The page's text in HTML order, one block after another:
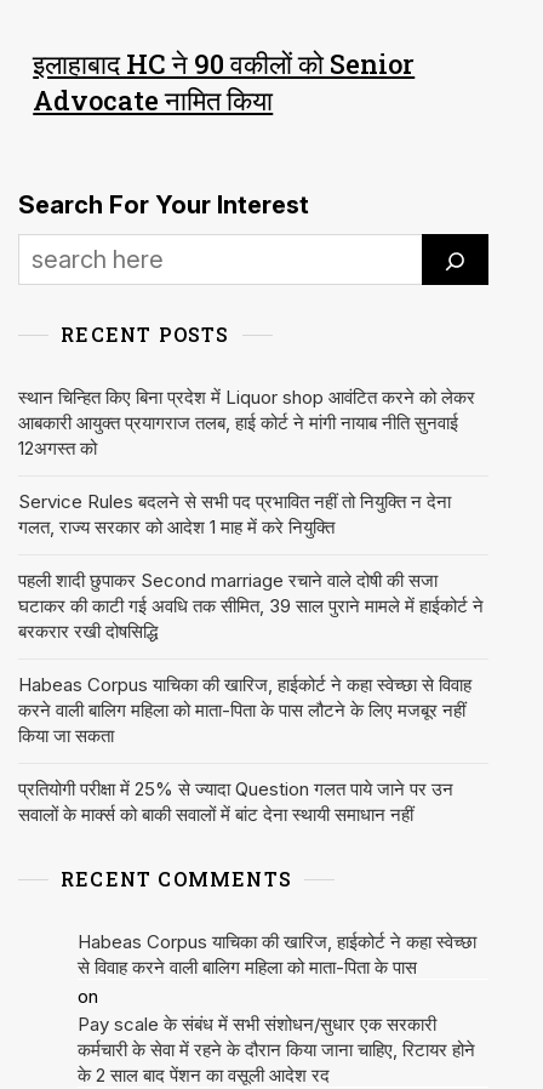
इलाहाबाद HC ने 90 वकीलों को Senior
Advocate नामित किया
Search For Your Interest
RECENT POSTS
स्थान चिन्हित किए बिना प्रदेश में Liquor shop आवंटित करने को लेकर
आबकारी आयुक्त प्रयागराज तलब, हाई कोर्ट ने मांगी नायाब नीति सुनवाई
12अगस्त को
Service Rules बदलने से सभी पद प्रभावित नहीं तो नियुक्ति न देना
गलत, राज्य सरकार को आदेश 1 माह में करे नियुक्ति
पहली शादी छुपाकर Second marriage रचाने वाले दोषी की सजा
घटाकर की काटी गई अवधि तक सीमित, 39 साल पुराने मामले में हाईकोर्ट ने
बरकरार रखी दोषसिद्धि
Habeas Corpus याचिका की खारिज, हाईकोर्ट ने कहा स्वेच्छा से विवाह
करने वाली बालिग महिला को माता-पिता के पास लौटने के लिए मजबूर नहीं
किया जा सकता
प्रतियोगी परीक्षा में 25% से ज्यादा Question गलत पाये जाने पर उन
सवालों के मार्क्स को बाकी सवालों में बांट देना स्थायी समाधान नहीं
RECENT COMMENTS
Habeas Corpus याचिका की खारिज, हाईकोर्ट ने कहा स्वेच्छा
से विवाह करने वाली बालिग महिला को माता-पिता के पास
on
Pay scale के संबंध में सभी संशोधन/सुधार एक सरकारी
कर्मचारी के सेवा में रहने के दौरान किया जाना चाहिए, रिटायर होने
के 2 साल बाद पेंशन का वसूली आदेश रद